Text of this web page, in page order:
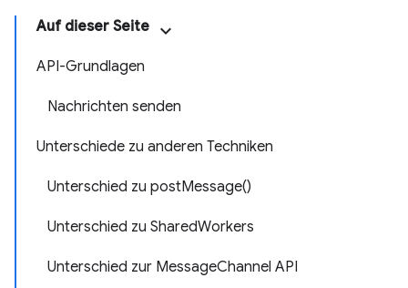
Auf dieser Seite
API-Grundlagen
Nachrichten senden
Unterschiede zu anderen Techniken
Unterschied zu postMessage()
Unterschied zu SharedWorkers
Unterschied zur MessageChannel API